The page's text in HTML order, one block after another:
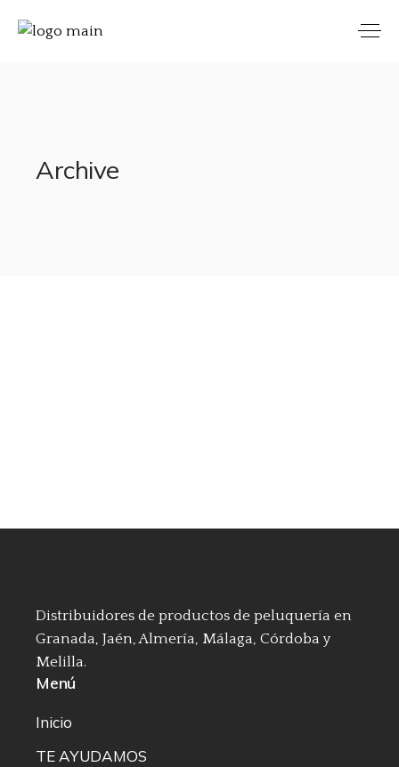
Archive
Distribuidores de productos de peluquería en
Granada, Jaén, Almería, Málaga, Córdoba y
Melilla.
Menú
Inicio
TE AYUDAMOS